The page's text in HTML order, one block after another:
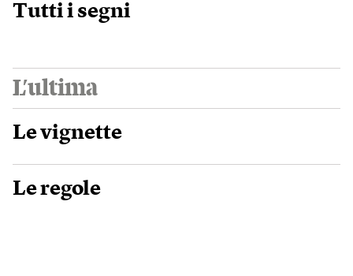
Tutti i segni
L’ultima
Le vignette
Le regole